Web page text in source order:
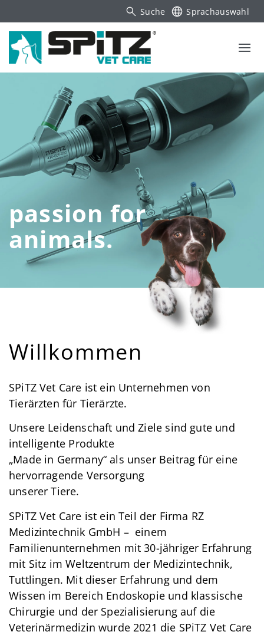
Suche Sprachauswahl
passion for
animals.
Willkommen
SPiTZ Vet Care ist ein Unternehmen von
Tierärzten für Tierärzte.
Unsere Leidenschaft und Ziele sind gute und
intelligente Produkte
„Made in Germany“ als unser Beitrag für eine
hervorragende Versorgung
unserer Tiere.
SPiTZ Vet Care ist ein Teil der Firma RZ
Medizintechnik GmbH – einem
Familienunternehmen mit 30-jähriger Erfahrung
mit Sitz im Weltzentrum der Medizintechnik,
Tuttlingen. Mit dieser Erfahrung und dem
Wissen im Bereich Endoskopie und klassische
Chirurgie und der Spezialisierung auf die
Veterinärmedizin wurde 2021 die SPiTZ Vet Care